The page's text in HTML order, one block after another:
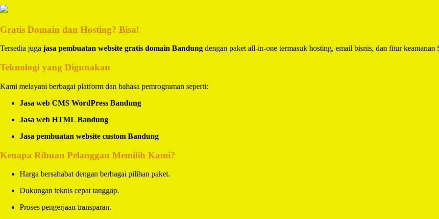
Gratis Domain dan Hosting? Bisa!
Tersedia juga jasa pembuatan website gratis domain Bandung dengan paket all-in-one termasuk hosting, email bisnis, dan fitur keamanan
Teknologi yang Digunakan
Kami melayani berbagai platform dan bahasa pemrograman seperti:
Jasa web CMS WordPress Bandung
Jasa web HTML Bandung
Jasa pembuatan website custom Bandung
Kenapa Ribuan Pelanggan Memilih Kami?
Harga bersahabat dengan berbagai pilihan paket.
Dukungan teknis cepat tanggap.
Proses pengerjaan transparan.